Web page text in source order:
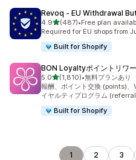
Revoq ‑ EU Withdrawal
4.95つ星中
(487)
合計レビュー数：487件
•Free plan
Required for EU shops from
Built for Shopify
BON Loyaltyポイントリワ
5.05つ星中
(1,810)
合計レビュー数：1810件
•無料プランあり
報酬、ポイント交換 (points)、
イヤルティプログラム
Built for Shopify
1 2 3